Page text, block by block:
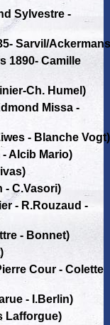
Sylvestre -
- Sarvil/
1890- Camille
Ch. Humel)
Missa -
- Blanche Vogt)
Alcib Mario)
- C.Vasori)
- R.Rouzaud -
- Bonnet)
Cour - Colette
- I.Berlin)
Lafforgue)